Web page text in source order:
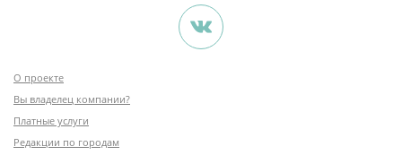
О проекте
Вы владелец компании?
Платные услуги
Редакции по городам